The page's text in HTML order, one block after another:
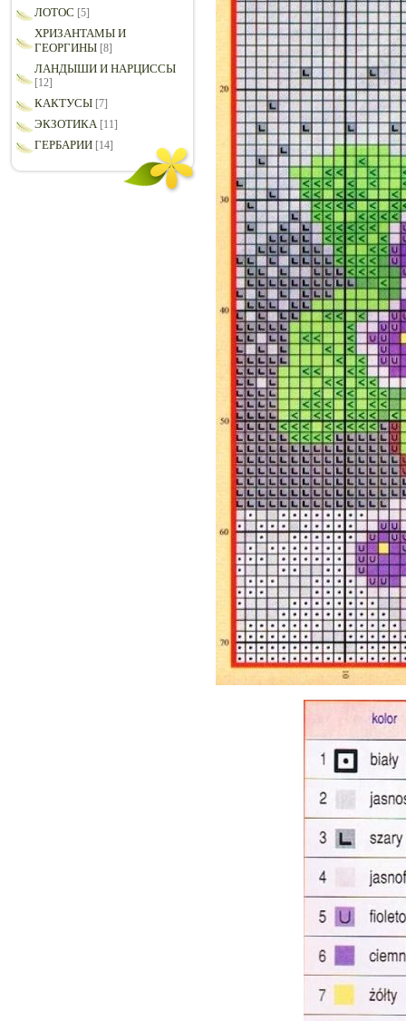
ЛОТОС [5]
ХРИЗАНТАМЫ И
ГЕОРГИНЫ [8]
ЛАНДЫШИ И НАРЦИССЫ
[12]
КАКТУСЫ [7]
ЭКЗОТИКА [11]
ГЕРБАРИИ [14]